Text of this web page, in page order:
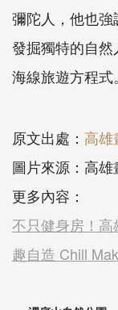
彌陀人，他也
發掘獨特的自
海線旅遊方程式。
原文出處： 高雄
圖片來源：高雄
更多內容：
不只健身房！
趣自造 Chill